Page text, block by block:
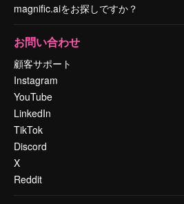
magnific.aiをお探しですか？
お問い合わせ
顧客サポート
Instagram
YouTube
LinkedIn
TikTok
Discord
X
Reddit